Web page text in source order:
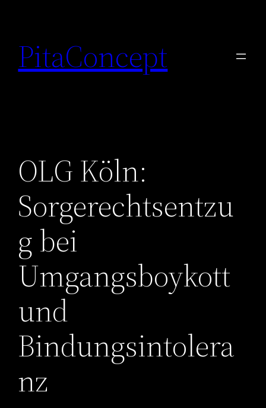
springen
PitaConcept
OLG Köln:
Sorgerechtsentzu
g bei
Umgangsboykott
und
Bindungsintolera
nz